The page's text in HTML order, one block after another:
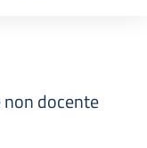
docente